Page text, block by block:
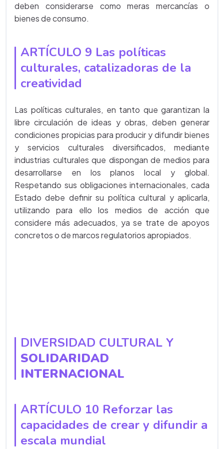
deben considerarse como meras mercancías o
bienes de consumo.
ARTÍCULO 9 Las políticas
culturales, catalizadoras de la
creatividad
Las políticas culturales, en tanto que garantizan la
libre circulación de ideas y obras, deben generar
condiciones propicias para producir y difundir bienes
y servicios culturales diversificados, mediante
industrias culturales que dispongan de medios para
desarrollarse en los planos local y global.
Respetando sus obligaciones internacionales, cada
Estado debe definir su política cultural y aplicarla,
utilizando para ello los medios de acción que
considere más adecuados, ya se trate de apoyos
concretos o de marcos regulatorios apropiados.
DIVERSIDAD CULTURAL Y
SOLIDARIDAD
INTERNACIONAL
ARTÍCULO 10 Reforzar las
capacidades de crear y difundir a
escala mundial